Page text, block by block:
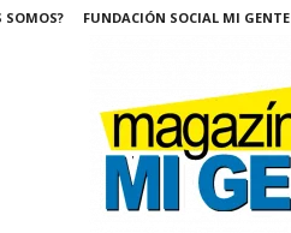
SOMOS? FUNDACIÓN SOCIAL MI GENTE